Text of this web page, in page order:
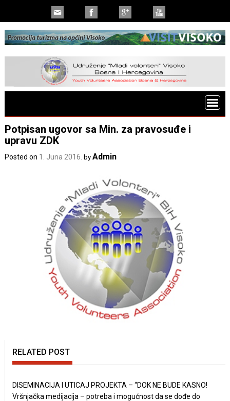
Potpisan ugovor sa Min. za pravosuđe i
upravu ZDK
Posted on 1. Juna 2016. byAdmin
RELATED POST
DISEMINACIJA I UTICAJ PROJEKTA – “DOK NE BUDE KASNO!
Vršnjačka medijacija – potreba i mogućnost da se dođe do